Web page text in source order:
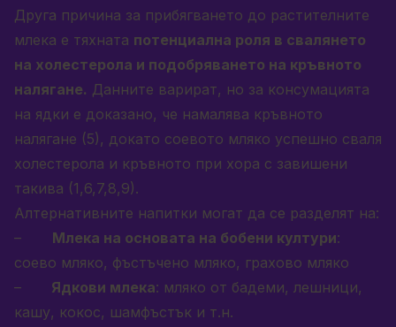
Друга причина за прибягването до растителните
млека е тяхната потенциална роля в свалянето
на холестерола и подобряването на кръвното
налягане. Данните варират, но за консумацията
на ядки е доказано, че намалява кръвното
налягане (5), докато соевото мляко успешно сваля
холестерола и кръвното при хора с завишени
такива (1,6,7,8,9).
Алтернативните напитки могат да се разделят на:
– Млека на основата на бобени култури:
соево мляко, фъстъчено мляко, грахово мляко
–
Ядкови млека: мляко от бадеми, лешници,
кашу, кокос, шамфъстък и т.н.